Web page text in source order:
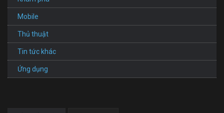
Mobile
Thủ thuật
Tin tức khác
Ứng dụng